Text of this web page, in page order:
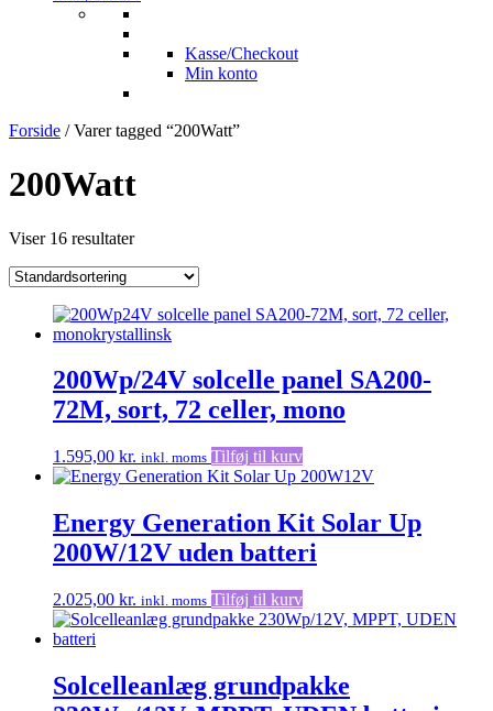
Kasse/Checkout
Min konto
Forside / Varer tagged “200Watt”
200Watt
Viser 16 resultater
200Wp/24V solcelle panel SA200-
72M, sort, 72 celler, mono
1.595,00 kr. inkl. moms Tilføj til kurv
Energy Generation Kit Solar Up
200W/12V uden batteri
2.025,00 kr. inkl. moms Tilføj til kurv
Solcelleanlæg grundpakke